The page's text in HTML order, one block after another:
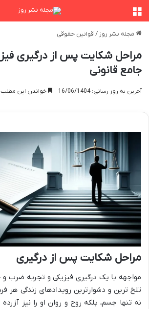
مجله نشر روز / قوانین حقوقی
مراحل شکایت پس از درگیری
جامع قانونی
آخرین به روز رسانی: 16/06/1404 خواندن این مطلب 19 دقیقه زمان میبرد
مراحل شکایت پس از درگیری
مواجهه با یک درگیری فیزیکی و تجربه ضرب و
تلخ ترین و دشوارترین رویدادهای زندگی هر
نه تنها جسم، بلکه روح و روان او را نیز